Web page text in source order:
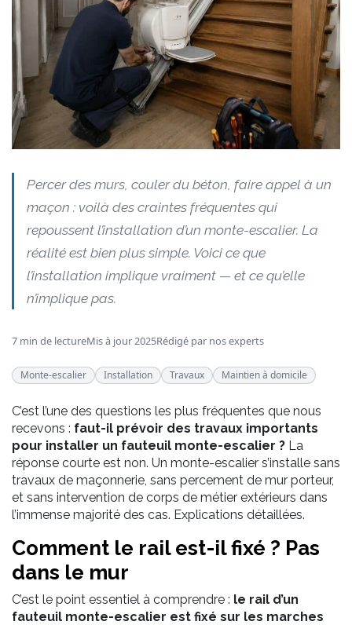
Percer des murs, couler du béton, faire appel à un
maçon : voilà des craintes fréquentes qui
repoussent l’installation d’un monte-escalier. La
réalité est bien plus simple. Voici ce que
l’installation implique vraiment — et ce qu’elle
n’implique pas.
7 min de lectureMis à jour 2025Rédigé par nos experts
Monte-escalier Installation Travaux Maintien à domicile
C’est l’une des questions les plus fréquentes que nous
recevons : faut-il prévoir des travaux importants
pour installer un fauteuil monte-escalier ? La
réponse courte est non. Un monte-escalier s’installe sans
travaux de maçonnerie, sans percement de mur porteur,
et sans intervention de corps de métier extérieurs dans
l’immense majorité des cas. Explications détaillées.
Comment le rail est-il fixé ? Pas
dans le mur
C’est le point essentiel à comprendre : le rail d’un
fauteuil monte-escalier est fixé sur les marches